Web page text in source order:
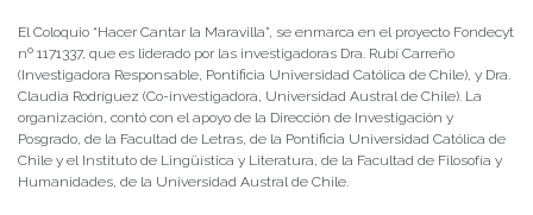
El Coloquio “Hacer Cantar la Maravilla”, se enmarca en el proyecto Fondecyt
nº 1171337, que es liderado por las investigadoras Dra. Rubí Carreño
(Investigadora Responsable, Pontificia Universidad Católica de Chile), y Dra.
Claudia Rodríguez (Co-investigadora, Universidad Austral de Chile). La
organización, contó con el apoyo de la Dirección de Investigación y
Posgrado, de la Facultad de Letras, de la Pontificia Universidad Católica de
Chile y el Instituto de Lingüística y Literatura, de la Facultad de Filosofía y
Humanidades, de la Universidad Austral de Chile.